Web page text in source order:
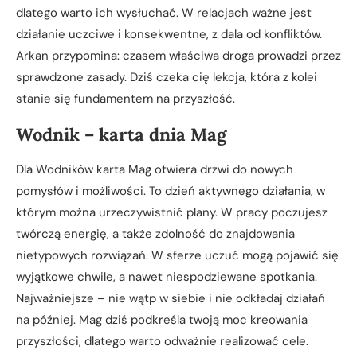
dlatego warto ich wysłuchać. W relacjach ważne jest
działanie uczciwe i konsekwentne, z dala od konfliktów.
Arkan przypomina: czasem właściwa droga prowadzi przez
sprawdzone zasady. Dziś czeka cię lekcja, która z kolei
stanie się fundamentem na przyszłość.
Wodnik – karta dnia Mag
Dla Wodników karta Mag otwiera drzwi do nowych
pomysłów i możliwości. To dzień aktywnego działania, w
którym można urzeczywistnić plany. W pracy poczujesz
twórczą energię, a także zdolność do znajdowania
nietypowych rozwiązań. W sferze uczuć mogą pojawić się
wyjątkowe chwile, a nawet niespodziewane spotkania.
Najważniejsze – nie wątp w siebie i nie odkładaj działań
na później. Mag dziś podkreśla twoją moc kreowania
przyszłości, dlatego warto odważnie realizować cele.